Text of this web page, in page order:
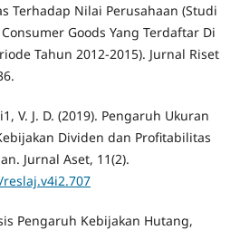
Terhadap Nilai Perusahaan (Studi
Goods Yang Terdaftar Di
Tahun 2012-2015). Jurnal Riset
V. J. D. (2019). Pengaruh Ukuran
Dividen dan Profitabilitas
Jurnal Aset, 11(2).
Pengaruh Kebijakan Hutang,